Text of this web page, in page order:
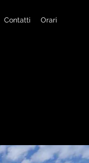
Contatti Orari